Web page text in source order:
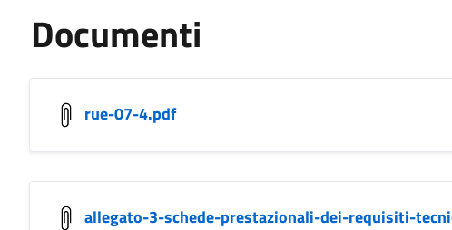
Documenti
rue-07-4.pdf
allegato-3-schede-prestazionali-dei-requisiti-